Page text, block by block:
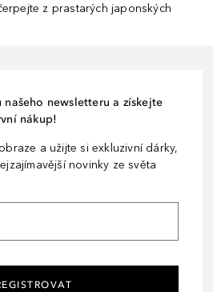
z prastarých japonských
našeho newsletteru a získejte
nákup!
a užijte si exkluzivní dárky,
novinky ze světa